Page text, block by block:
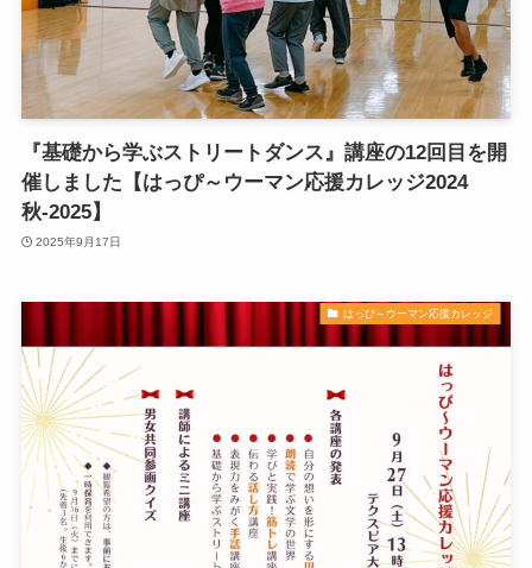
『基礎から学ぶストリートダンス』講座の12回目を開
催しました【はっぴ～ウーマン応援カレッジ2024
秋-2025】
2025年9月17日
はっぴ～ウーマン応援カレッジ